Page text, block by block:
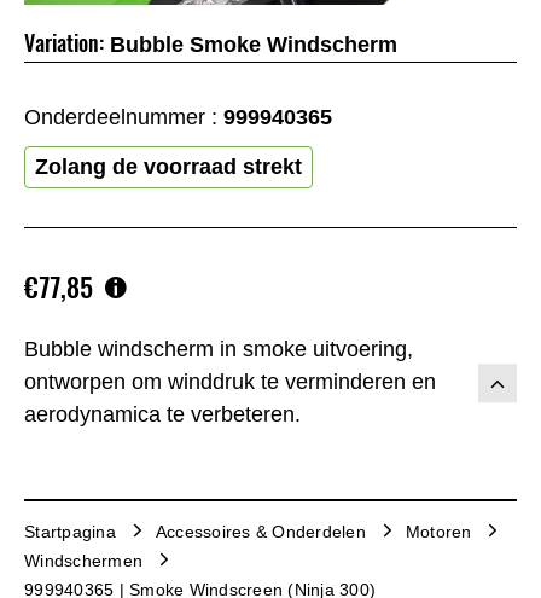
Bubble windscherm in smoke uitvoering,
ontworpen om winddruk te verminderen en
aerodynamica te verbeteren.
€77,85
Variation: Bubble Smoke Windscherm
Onderdeelnummer : 999940365
Zolang de voorraad strekt
Startpagina Accessoires & Onderdelen
Motoren
Windschermen
999940365 | Smoke Windscreen (Ninja 300)